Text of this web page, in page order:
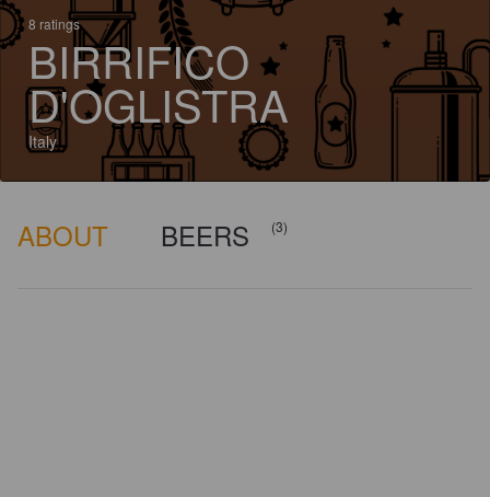
8 ratings
BIRRIFICO
D'OGLISTRA
Italy
ABOUT BEERS (3)